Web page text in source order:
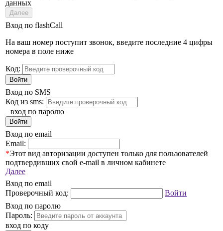
данных
Далее
Вход по flashCall
На ваш номер поступит звонок, введите последние 4 цифры
номера в поле ниже
Код:
Войти
Вход по SMS
Код из sms:
вход по паролю
Войти
Вход по email
Email:
*Этот вид авторизации доступен только для пользователей
подтвердивших свой e-mail в личном кабинете
Далее
Вход по email
Проверочный код:
Войти
Вход по паролю
Пароль:
вход по коду